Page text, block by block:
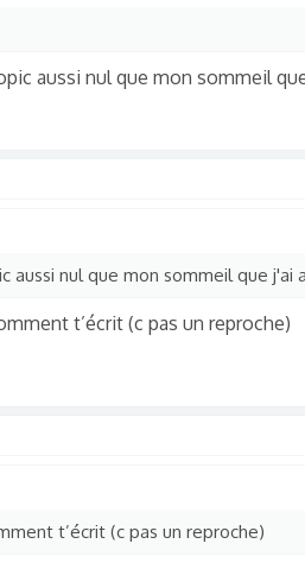
aussi nul que mon sommeil
aussi nul que mon sommeil que j'ai
t’écrit (c pas un reproche)
t’écrit (c pas un reproche)